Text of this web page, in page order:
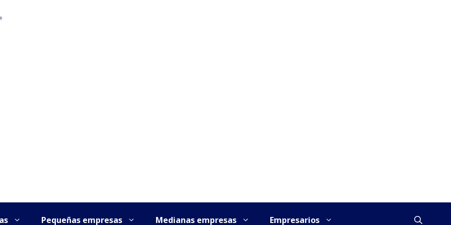
Pequeñas empresas Medianas empresas Empresarios